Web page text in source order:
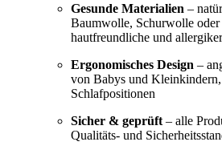
Gesunde Materialien –
Baumwolle, Schurwolle
hautfreundliche und
Ergonomisches Design –
von Babys und
Schlafpositionen
Sicher & geprüft – alle
Qualitäts- und